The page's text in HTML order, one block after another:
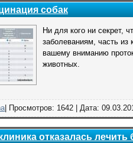
собак
Ни для кого ни секрет,
заболеваниям, часть из
вашему вниманию
животных.
| Просмотров: 1642 | Дата:
отказалась